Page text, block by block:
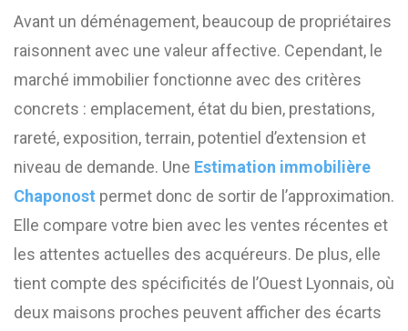
Avant un déménagement, beaucoup de propriétaires
raisonnent avec une valeur affective. Cependant, le
marché immobilier fonctionne avec des critères
concrets : emplacement, état du bien, prestations,
rareté, exposition, terrain, potentiel d’extension et
niveau de demande. Une Estimation immobilière
Chaponost permet donc de sortir de l’approximation.
Elle compare votre bien avec les ventes récentes et
les attentes actuelles des acquéreurs. De plus, elle
tient compte des spécificités de l’Ouest Lyonnais, où
deux maisons proches peuvent afficher des écarts